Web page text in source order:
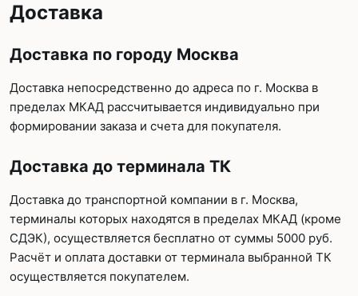
Доставка
Доставка по городу Москва
Доставка непосредственно до адреса по г. Москва в
пределах МКАД рассчитывается индивидуально при
формировании заказа и счета для покупателя.
Доставка до терминала ТК
Доставка до транспортной компании в г. Москва,
терминалы которых находятся в пределах МКАД (кроме
СДЭК), осуществляется бесплатно от суммы 5000 руб.
Расчёт и оплата доставки от терминала выбранной ТК
осуществляется покупателем.